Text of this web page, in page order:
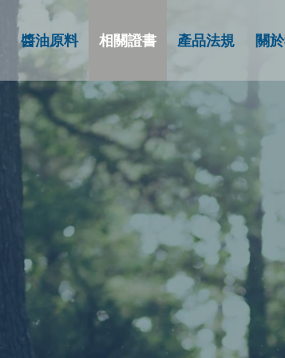
醬油原料 相關證書 產品法規 關